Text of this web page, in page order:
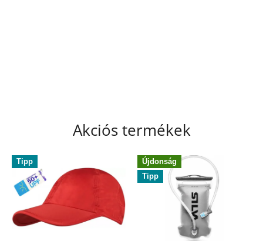
Akciós termékek
Tipp
Újdonság
Tipp